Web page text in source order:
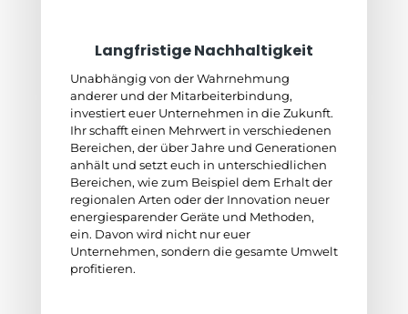
Langfristige Nachhaltigkeit
Unabhängig von der Wahrnehmung
anderer und der Mitarbeiterbindung,
investiert euer Unternehmen in die Zukunft.
Ihr schafft einen Mehrwert in verschiedenen
Bereichen, der über Jahre und Generationen
anhält und setzt euch in unterschiedlichen
Bereichen, wie zum Beispiel dem Erhalt der
regionalen Arten oder der Innovation neuer
energiesparender Geräte und Methoden,
ein. Davon wird nicht nur euer
Unternehmen, sondern die gesamte Umwelt
profitieren.